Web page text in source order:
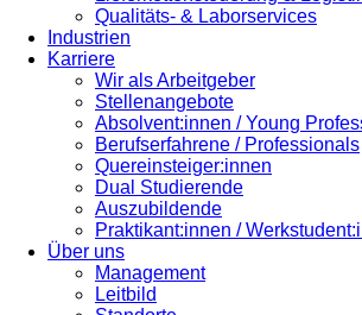
Qualitäts- & Laborservices
Industrien
Karriere
Wir als Arbeitgeber
Stellenangebote
Absolvent:innen / Young
Berufserfahrene / Professionals
Quereinsteiger:innen
Dual Studierende
Auszubildende
Praktikant:innen /
Über uns
Management
Leitbild